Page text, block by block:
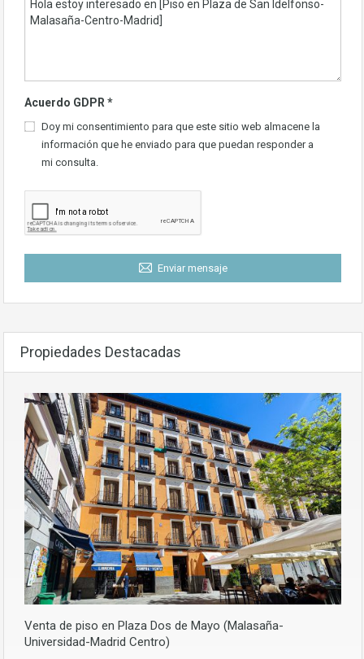
Acuerdo GDPR *
Doy mi consentimiento para que este sitio web almacene la
información que he enviado para que puedan responder a
mi consulta.
Enviar mensaje
Propiedades Destacadas
Venta de piso en Plaza Dos de Mayo (Malasaña-
Universidad-Madrid Centro)